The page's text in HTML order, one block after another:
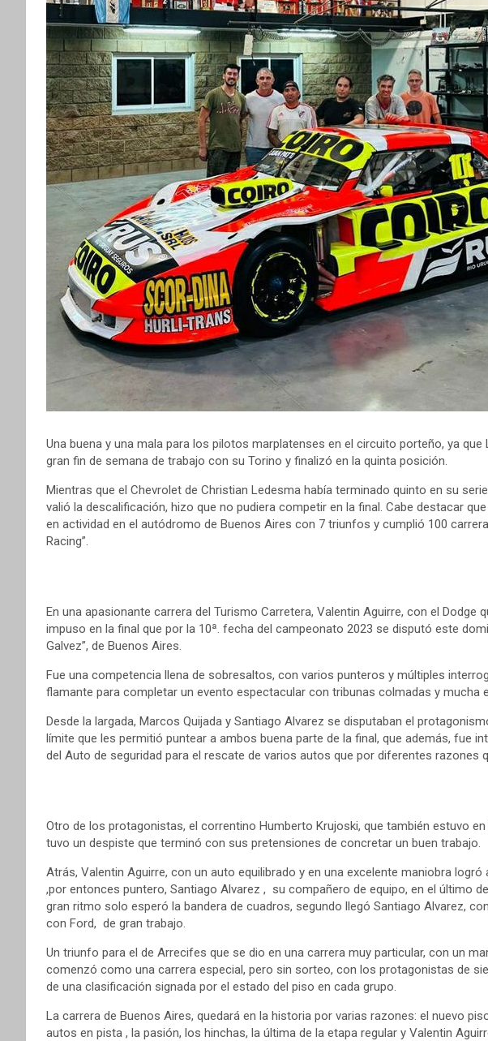
Una buena y una mala para los pilotos marplatenses en el circuito porteño, ya
gran fin de semana de trabajo con su Torino y finalizó en la quinta posición.
Mientras que el Chevrolet de Christian Ledesma había terminado quinto en su
valió la descalificación, hizo que no pudiera competir en la final. Cabe destacar
en actividad en el autódromo de Buenos Aires con 7 triunfos y cumplió 100
Racing”.
En una apasionante carrera del Turismo Carretera, Valentin Aguirre, con el Dodge
impuso en la final que por la 10ª. fecha del campeonato 2023 se disputó este
Galvez”, de Buenos Aires.
Fue una competencia llena de sobresaltos, con varios punteros y múltiples
flamante para completar un evento espectacular con tribunas colmadas y mucha
Desde la largada, Marcos Quijada y Santiago Alvarez se disputaban el
límite que les permitió puntear a ambos buena parte de la final, que además, fue
del Auto de seguridad para el rescate de varios autos que por diferentes razones
Otro de los protagonistas, el correntino Humberto Krujoski, que también estuvo
tuvo un despiste que terminó con sus pretensiones de concretar un buen trabajo.
Atrás, Valentin Aguirre, con un auto equilibrado y en una excelente maniobra
,por entonces puntero, Santiago Alvarez , su compañero de equipo, en el último
gran ritmo solo esperó la bandera de cuadros, segundo llegó Santiago Alvarez,
con Ford, de gran trabajo.
Un triunfo para el de Arrecifes que se dio en una carrera muy particular, con un
comenzó como una carrera especial, pero sin sorteo, con los protagonistas de
de una clasificación signada por el estado del piso en cada grupo.
La carrera de Buenos Aires, quedará en la historia por varias razones: el nuevo
autos en pista , la pasión, los hinchas, la última de la etapa regular y Valentin